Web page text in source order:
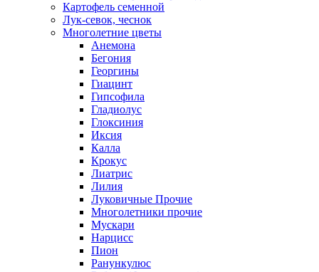
Картофель семенной
Лук-севок, чеснок
Многолетние цветы
Анемона
Бегония
Георгины
Гиацинт
Гипсофила
Гладиолус
Глоксиния
Иксия
Калла
Крокус
Лиатрис
Лилия
Луковичные Прочие
Многолетники прочие
Мускари
Нарцисс
Пион
Ранункулюс